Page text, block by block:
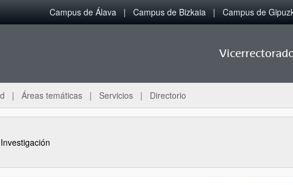
Campus de Álava Campus de Bizkaia Campus de
Áreas temáticas Servicios Directorio